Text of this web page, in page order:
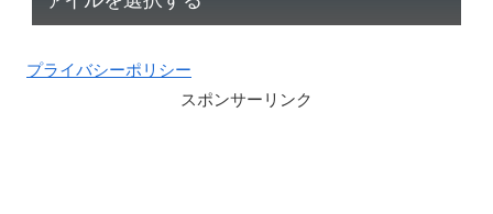
プライバシーポリシー
スポンサーリンク